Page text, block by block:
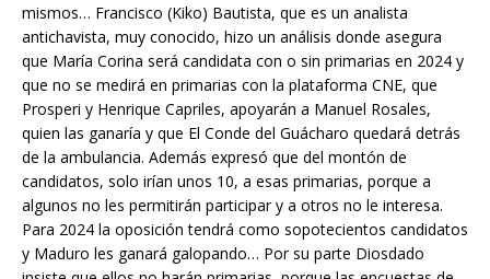
mismos… Francisco (Kiko) Bautista, que es un analista
antichavista, muy conocido, hizo un análisis donde asegura
que María Corina será candidata con o sin primarias en 2024 y
que no se medirá en primarias con la plataforma CNE, que
Prosperi y Henrique Capriles, apoyarán a Manuel Rosales,
quien las ganaría y que El Conde del Guácharo quedará detrás
de la ambulancia. Además expresó que del montón de
candidatos, solo irían unos 10, a esas primarias, porque a
algunos no les permitirán participar y a otros no le interesa.
Para 2024 la oposición tendrá como sopotecientos candidatos
y Maduro les ganará galopando… Por su parte Diosdado